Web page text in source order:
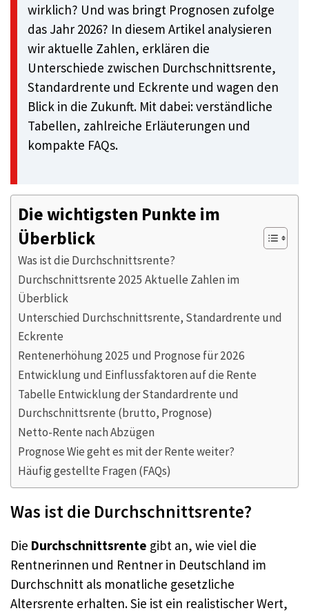
wirklich? Und was bringt Prognosen zufolge
das Jahr 2026? In diesem Artikel analysieren
wir aktuelle Zahlen, erklären die
Unterschiede zwischen Durchschnittsrente,
Standardrente und Eckrente und wagen den
Blick in die Zukunft. Mit dabei: verständliche
Tabellen, zahlreiche Erläuterungen und
kompakte FAQs.
Die wichtigsten Punkte im
Überblick
Was ist die Durchschnittsrente?
Durchschnittsrente 2025 Aktuelle Zahlen im
Überblick
Unterschied Durchschnittsrente, Standardrente und
Eckrente
Rentenerhöhung 2025 und Prognose für 2026
Entwicklung und Einflussfaktoren auf die Rente
Tabelle Entwicklung der Standardrente und
Durchschnittsrente (brutto, Prognose)
Netto-Rente nach Abzügen
Prognose Wie geht es mit der Rente weiter?
Häufig gestellte Fragen (FAQs)
Was ist die Durchschnittsrente?
Die Durchschnittsrente gibt an, wie viel die
Rentnerinnen und Rentner in Deutschland im
Durchschnitt als monatliche gesetzliche
Altersrente erhalten. Sie ist ein realistischer Wert,